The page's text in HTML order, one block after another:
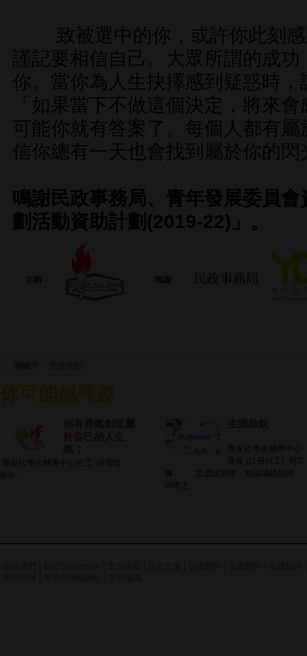
致被選中的你，或許你此刻感
謹記要相信自己。大眾所謂的成
你。當你為人生抉擇感到疑惑時
「如果當下不做這個決定，將來
可能你就有答案了。每個人都有
信你總有一天也會找到屬於你的閃
鳴謝民政事務局、青年發展委員
劃活動資助計劃(2019-22)」。
關鍵字：
你可能感興趣
你有勇氣創造屬
於自己的人生
嗎？
學友社學生輔導中心社工 何雩晴
&nb......
生涯啟航
學友社學生輔導中心
隊長 (註冊社工) 周芷
楓 文憑試過後，無論成績如何，
同學之......
關於Student.hk 技術支援 版權聲明 免責聲明
私隱條例
學友社機構網站 學友鬼鬼